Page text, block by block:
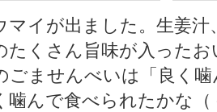
マイが出ました。生姜
たくさん旨味が入った
ごませんべいは「良く
噛んで食べられたかな（